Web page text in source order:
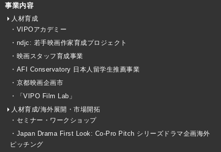
事業内容
人材育成
・VIPOアカデミー
・ndjc: 若手映画作家育成プロジェクト
・映画スタッフ育成事業
・AFI Conservatory 日本人留学生推薦事業
・京都映画企画市
・「VIPO Film Lab」
人材育成/海外展開・市場開拓
・セミナー・ワークショップ
・Japan Drama First Look: Co-Pro Pitch シリーズドラマ企画海外
ピッチング